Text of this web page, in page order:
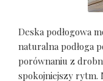
Deska podłogowa
naturalna podłoga
porównaniu z
spokojniejszy rytm.